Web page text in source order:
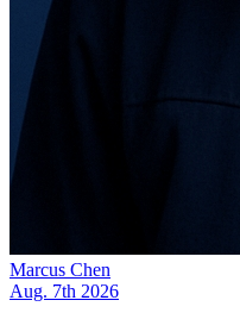
Marcus Chen
Aug. 7th 2026